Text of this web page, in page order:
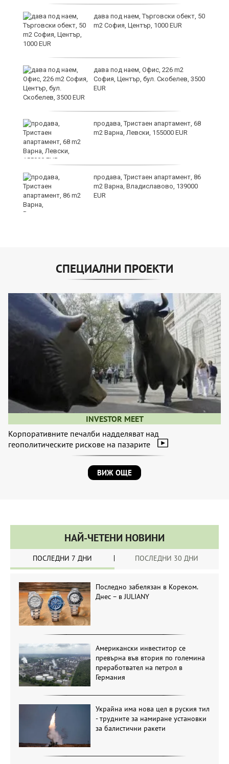
дава под наем, Търговски обект, 50
m2 София, Център, 1000 EUR
дава под наем, Офис, 226 m2
София, Център, бул. Скобелев, 3500
EUR
продава, Тристаен апартамент, 68
m2 Варна, Левски, 155000 EUR
продава, Тристаен апартамент, 86
m2 Варна, Владиславово, 139000
EUR
СПЕЦИАЛНИ ПРОЕКТИ
INVESTOR MEET
Корпоративните печалби надделяват над
геополитическите рискове на пазарите
ВИЖ ОЩЕ
НАЙ-ЧЕТЕНИ НОВИНИ
ПОСЛЕДНИ 7 ДНИ ПОСЛЕДНИ 30 ДНИ
Последно забелязан в Кореком.
Днес – в JULIANY
Американски инвеститор се
превърна във втория по големина
преработвател на петрол в
Германия
Украйна има нова цел в руския тил
- трудните за намиране установки
за балистични ракети